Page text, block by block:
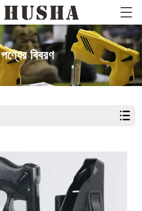
পণ্যের বিবরণ